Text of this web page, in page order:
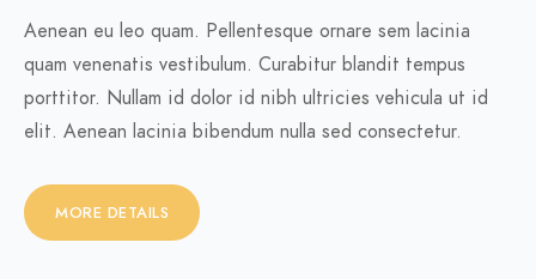
Aenean eu leo quam. Pellentesque ornare sem lacinia
quam venenatis vestibulum. Curabitur blandit tempus
porttitor. Nullam id dolor id nibh ultricies vehicula ut id
elit. Aenean lacinia bibendum nulla sed consectetur.
MORE DETAILS